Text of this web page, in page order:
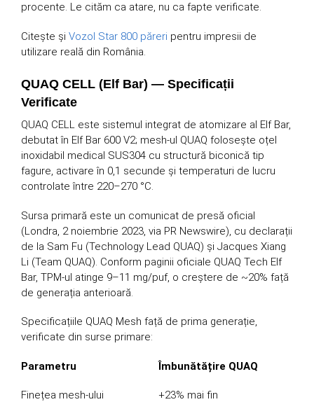
procente. Le cităm ca atare, nu ca fapte verificate.
Citește și Vozol Star 800 păreri pentru impresii de
utilizare reală din România.
QUAQ CELL (Elf Bar) — Specificații
Verificate
QUAQ CELL este sistemul integrat de atomizare al Elf Bar,
debutat în Elf Bar 600 V2; mesh-ul QUAQ folosește oțel
inoxidabil medical SUS304 cu structură biconică tip
fagure, activare în 0,1 secunde și temperaturi de lucru
controlate între 220–270 °C.
Sursa primară este un comunicat de presă oficial
(Londra, 2 noiembrie 2023, via PR Newswire), cu declarații
de la Sam Fu (Technology Lead QUAQ) și Jacques Xiang
Li (Team QUAQ). Conform paginii oficiale QUAQ Tech Elf
Bar, TPM-ul atinge 9–11 mg/puf, o creștere de ~20% față
de generația anterioară.
Specificațiile QUAQ Mesh față de prima generație,
verificate din surse primare:
Parametru Îmbunătățire QUAQ
Finețea mesh-ului +23% mai fin